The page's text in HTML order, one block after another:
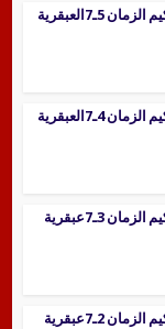
مئوية البابا شنودة الثالث حكيم الزمان 5ـ7العبقرية
مئوية البابا شنودة الثالث حكيم الزمان 4ـ7العبقرية
مئوية البابا شنودة الثالث حكيم الزمان 3ـ7عبقرية
مئوية البابا شنودة الثالث حكيم الزمان 2ـ7عبقرية